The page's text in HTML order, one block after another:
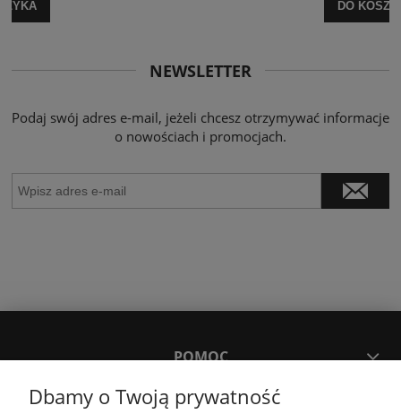
NEWSLETTER
Podaj swój adres e-mail, jeżeli chcesz otrzymywać informacje
o nowościach i promocjach.
POMOC
Dbamy o Twoją prywatność